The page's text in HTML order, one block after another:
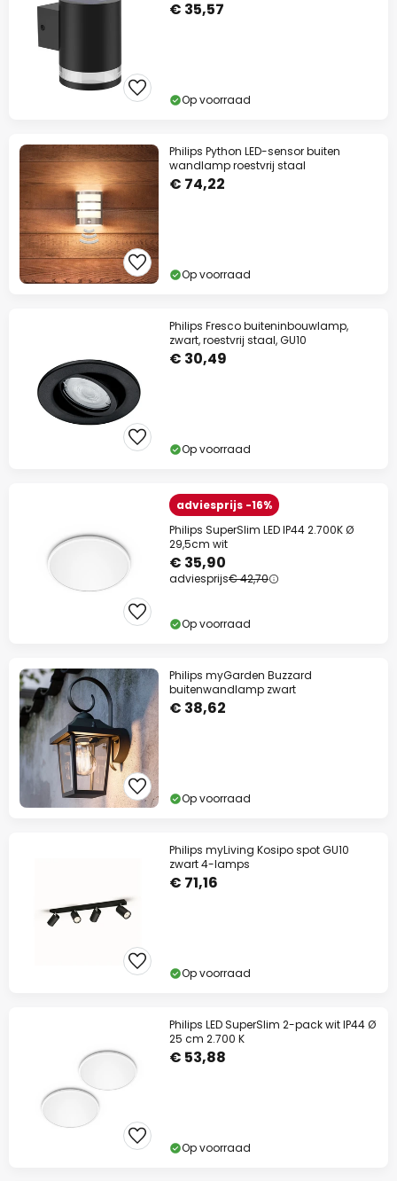
€ 35,57
Op voorraad
Philips Python LED-sensor buiten
wandlamp roestvrij staal
€ 74,22
Op voorraad
Philips Fresco buiteninbouwlamp,
zwart, roestvrij staal, GU10
€ 30,49
Op voorraad
adviesprijs -16%
Philips SuperSlim LED IP44 2.700K Ø
29,5cm wit
€ 35,90
adviesprijs€ 42,70
Op voorraad
Philips myGarden Buzzard
buitenwandlamp zwart
€ 38,62
Op voorraad
Philips myLiving Kosipo spot GU10
zwart 4-lamps
€ 71,16
Op voorraad
Philips LED SuperSlim 2-pack wit IP44 Ø
25 cm 2.700 K
€ 53,88
Op voorraad